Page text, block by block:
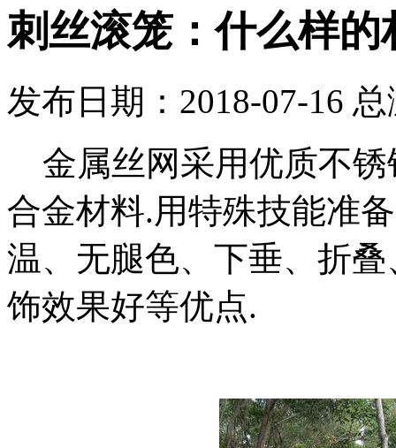
刺丝滚笼：什么样
发布日期：2018-07-16
金属丝网采用优质不锈
合金材料.用特殊技能准
温、无腿色、下垂、折
饰效果好等优点.